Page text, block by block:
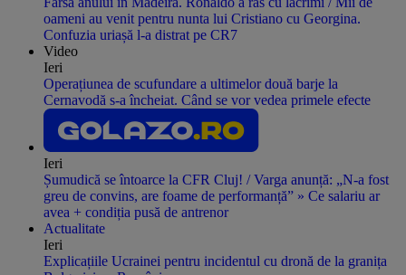
oameni au venit pentru nunta lui Cristiano cu Georgina.
Confuzia uriașă l-a distrat pe CR7
Video
Ieri
Operațiunea de scufundare a ultimelor două barje la
Cernavodă s-a încheiat. Când se vor vedea primele efecte
Ieri
Șumudică se întoarce la CFR Cluj! / Varga anunță: „N-a fost
greu de convins, are foame de performanță” » Ce salariu ar
avea + condiția pusă de antrenor
Actualitate
Ieri
Explicațiile Ucrainei pentru incidentul cu dronă de la granița